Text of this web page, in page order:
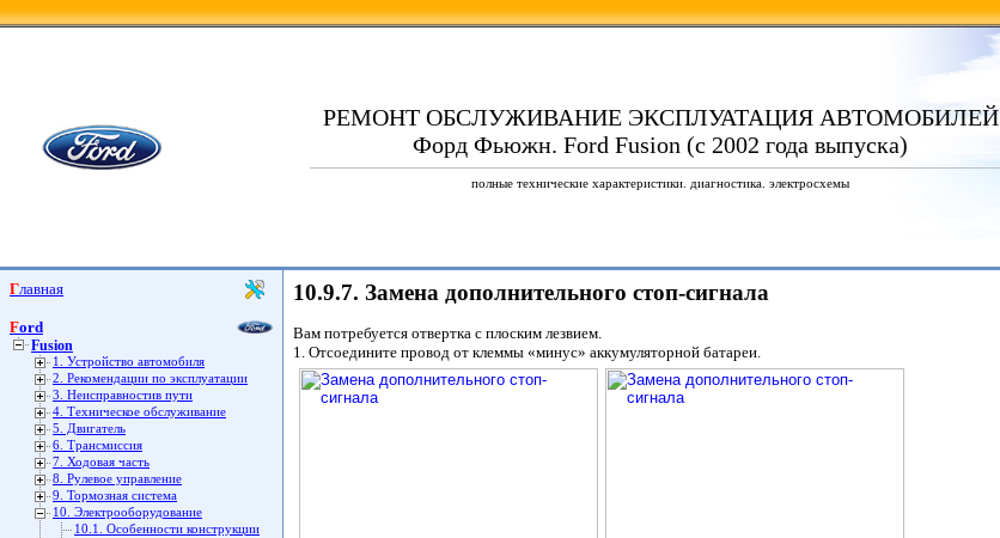
РЕМОНТ ОБСЛУЖИВАНИЕ ЭКСПЛУАТАЦИЯ АВТОМОБИЛЕЙ
Форд Фьюжн. Ford Fusion (с 2002 года выпуска)
полные технические характеристики. диагностика. электросхемы
Главная
Ford
Fusion
1. Устройство автомобиля
2. Рекомендации по эксплуатации
3. Неисправностив пути
4. Техническое обслуживание
5. Двигатель
6. Трансмиссия
7. Ходовая часть
8. Рулевое управление
9. Тормозная система
10. Электрооборудование
10.1. Особенности конструкции
10.9.7. Замена дополнительного стоп-сигнала
Вам потребуется отвертка с плоским лезвием.
1. Отсоедините провод от клеммы «минус» аккумуляторной батареи.